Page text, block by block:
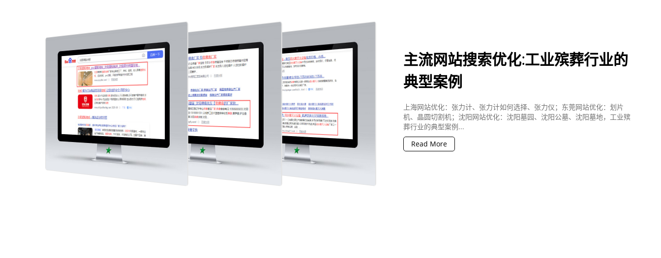
主流网站搜索优化:工业殡葬行业的
典型案例
上海网站优化：张力计、张力计如何选择、张力仪；东莞网站优化：划片
机、晶圆切割机；沈阳网站优化：沈阳墓园、沈阳公墓、沈阳墓地，工业殡
葬行业的典型案例...
Read More